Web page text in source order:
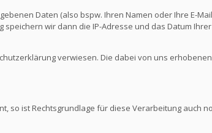
Daten (also bspw. Ihren Namen oder Ihre E-
wir dann die IP-Adresse und das Datum Ihrer
verwiesen. Die dabei von uns
so ist Rechtsgrundlage für diese Verarbeitung auch